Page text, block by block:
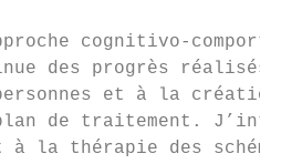
cognitivo-
des progrès réalisés
et à la
de traitement.
la thérapie des